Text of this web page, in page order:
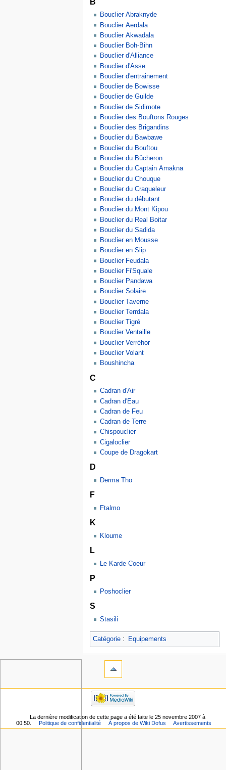
Bouclier Abraknyde
Bouclier Aerdala
Bouclier Akwadala
Bouclier Boh-Bihn
Bouclier d'Alliance
Bouclier d'Asse
Bouclier d'entrainement
Bouclier de Bowisse
Bouclier de Guilde
Bouclier de Sidimote
Bouclier des Bouftons Rouges
Bouclier des Brigandins
Bouclier du Bawbawe
Bouclier du Bouftou
Bouclier du Bûcheron
Bouclier du Captain Amakna
Bouclier du Chouque
Bouclier du Craqueleur
Bouclier du débutant
Bouclier du Mont Kipou
Bouclier du Real Boitar
Bouclier du Sadida
Bouclier en Mousse
Bouclier en Slip
Bouclier Feudala
Bouclier Fi'Squale
Bouclier Pandawa
Bouclier Solaire
Bouclier Taverne
Bouclier Terrdala
Bouclier Tigré
Bouclier Ventaille
Bouclier Verréhor
Bouclier Volant
Boushincha
C
Cadran d'Air
Cadran d'Eau
Cadran de Feu
Cadran de Terre
Chispouclier
Cigaloclier
Coupe de Dragokart
D
Derma Tho
F
Ftalmo
K
Kloume
L
Le Karde Coeur
P
Poshoclier
S
Stasili
Catégorie: Equipements
La dernière modification de cette page a été faite le 25 novembre 2007 à
00:50.
Politique de confidentialité À propos de Wiki Dofus Avertissements